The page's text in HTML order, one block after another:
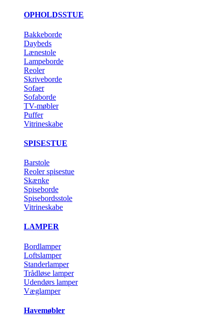
OPHOLDSSTUE
Bakkeborde
Daybeds
Lænestole
Lampeborde
Reoler
Skriveborde
Sofaer
Sofaborde
TV-møbler
Puffer
Vitrineskabe
SPISESTUE
Barstole
Reoler spisestue
Skænke
Spiseborde
Spisebordsstole
Vitrineskabe
LAMPER
Bordlamper
Loftslamper
Standerlamper
Trådløse lamper
Udendørs lamper
Væglamper
Havemøbler